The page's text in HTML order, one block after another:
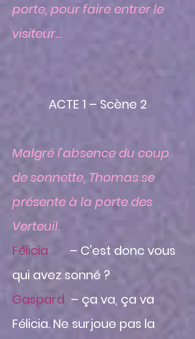
porte, pour faire entrer le
visiteur…
ACTE 1 – Scène 2
Malgré l’absence du coup
de sonnette, Thomas se
présente à la porte des
Verteuil.
Félicia – C’est donc vous
qui avez sonné ?
Gaspard – ça va, ça va
Félicia. Ne surjoue pas la